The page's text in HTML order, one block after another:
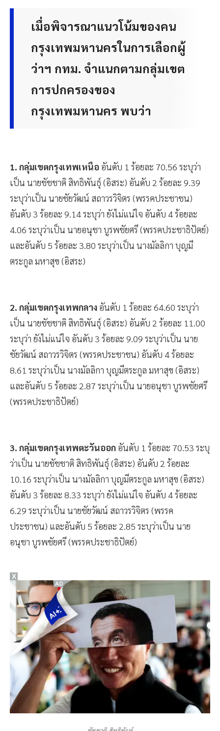
เมื่อพิจารณาแนวโน้มของคน
กรุงเทพมหานครในการเลือกผู้
ว่าฯ กทม. จำแนกตามกลุ่มเขต
กรุงเทพมหานคร พบว่า
1. กลุ่มเขตกรุงเทพเหนืออันดับ 1 ร้อยละ 70.56 ระบุว่า
เป็น นายชัชชาติ สิทธิพันธุ์ (อิสระ) อันดับ 2 ร้อยละ 9.39
ระบุว่าเป็น นายชัยวัฒน์ สถาวรวิจิตร (พรรคประชาชน)
อันดับ 3 ร้อยละ 9.14 ระบุว่า ยังไม่แน่ใจ อันดับ 4 ร้อยละ
4.06 ระบุว่าเป็น นายอนุชา บูรพชัยศรี (พรรคประชาธิปัตย์)
และอันดับ 5 ร้อยละ 3.80 ระบุว่าเป็น นางมัลลิกา บุญมี
2. กลุ่มเขตกรุงเทพกลางอันดับ 1 ร้อยละ 64.60 ระบุว่า
เป็น นายชัชชาติ สิทธิพันธุ์ (อิสระ) อันดับ 2 ร้อยละ 11.00
ระบุว่า ยังไม่แน่ใจ อันดับ 3 ร้อยละ 9.09 ระบุว่าเป็น นาย
ชัยวัฒน์ สถาวรวิจิตร (พรรคประชาชน) อันดับ 4 ร้อยละ
8.61 ระบุว่าเป็น นางมัลลิกา บุญมีตระกูล มหาสุข (อิสระ)
และอันดับ 5 ร้อยละ 2.87 ระบุว่าเป็น นายอนุชา บูรพชัยศรี
3. กลุ่มเขตกรุงเทพตะวันออกอันดับ 1 ร้อยละ 70.53 ระบุ
ว่าเป็น นายชัชชาติ สิทธิพันธุ์ (อิสระ) อันดับ 2 ร้อยละ
10.16 ระบุว่าเป็น นางมัลลิกา บุญมีตระกูล มหาสุข (อิสระ)
อันดับ 3 ร้อยละ 8.33 ระบุว่า ยังไม่แน่ใจ อันดับ 4 ร้อยละ
6.29 ระบุว่าเป็น นายชัยวัฒน์ สถาวรวิจิตร (พรรค
ประชาชน) และอันดับ 5 ร้อยละ 2.85 ระบุว่าเป็น นาย